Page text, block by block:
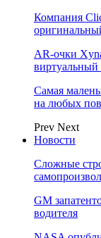
Компания
AR-очки
виртуальный
Самая
на любых
Prev Next
Новости
Сложные
GM
водителя